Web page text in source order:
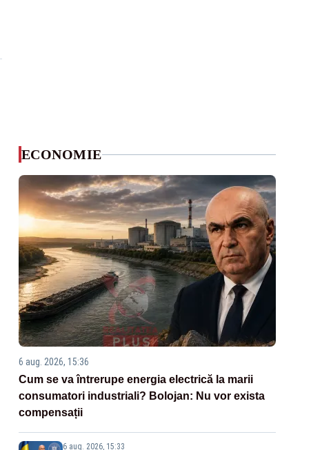
ECONOMIE
6 aug. 2026, 15:36
Cum se va întrerupe energia electrică la marii
consumatori industriali? Bolojan: Nu vor exista
compensații
6 aug. 2026, 15:33